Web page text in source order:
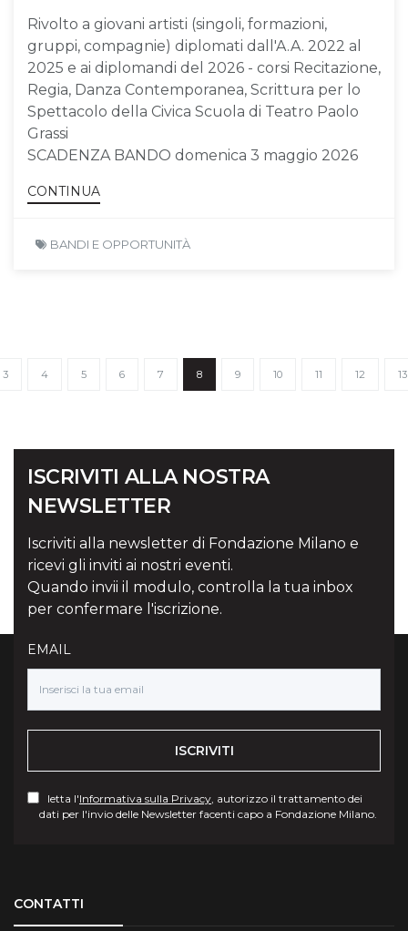
Rivolto a giovani artisti (singoli, formazioni,
gruppi, compagnie) diplomati dall'A.A. 2022 al
2025 e ai diplomandi del 2026 - corsi Recitazione,
Regia, Danza Contemporanea, Scrittura per lo
Spettacolo della Civica Scuola di Teatro Paolo
Grassi
SCADENZA BANDO domenica 3 maggio 2026
CONTINUA
BANDI E OPPORTUNITÀ
3 4 5 6 7 8 9 10 11 12 13
ISCRIVITI ALLA NOSTRA
NEWSLETTER
Iscriviti alla newsletter di Fondazione Milano e
ricevi gli inviti ai nostri eventi.
Quando invii il modulo, controlla la tua inbox
per confermare l'iscrizione.
EMAIL
ISCRIVITI
letta l'Informativa sulla Privacy , autorizzo il trattamento dei
dati per l'invio delle Newsletter facenti capo a Fondazione Milano.
CONTATTI